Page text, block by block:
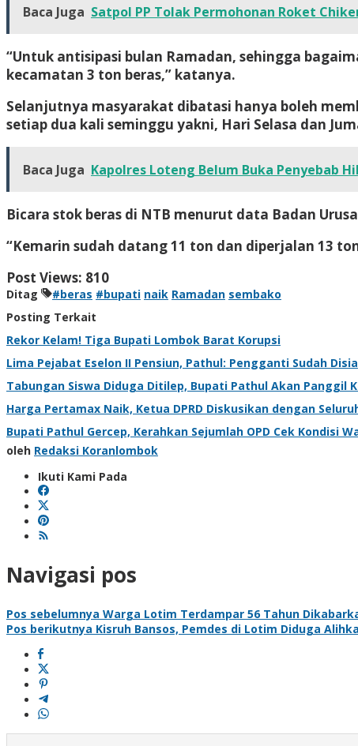
Baca Juga Satpol PP Tolak Permohonan Roket
“Untuk antisipasi bulan Ramadan, sehingga
kecamatan 3 ton beras,” katanya.
Selanjutnya masyarakat dibatasi hanya boleh
setiap dua kali seminggu yakni, Hari Selasa dan
Baca Juga Kapolres Loteng Belum Buka Penyebab
Bicara stok beras di NTB menurut data Badan
“Kemarin sudah datang 11 ton dan diperjalan 13
Post Views: 810
Ditag #beras #bupati naik Ramadan sembako
Posting Terkait
Rekor Kelam! Tiga Bupati Lombok Barat Korupsi
Lima Pejabat Eselon II Pensiun, Pathul: Pengganti Sudah
Tabungan Siswa Diduga Ditilep, Bupati Pathul Akan Panggil
Harga Pertamax Naik, Ketua DPRD Diskusikan dengan
Bupati Pathul Gercep, Kerahkan Sejumlah OPD Cek Kondisi
oleh Redaksi Koranlombok
Ikuti Kami Pada
Navigasi pos
Pos sebelumnya Warga Lotim Terdampar 56 Tahun
Pos berikutnya Kisruh Bansos, Pemdes di Lotim Diduga